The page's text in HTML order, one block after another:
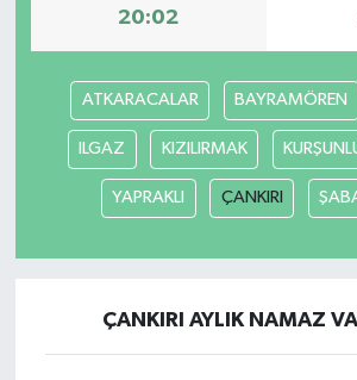
20:02
ATKARACALAR BAYRAMÖREN
ILGAZ KIZILIRMAK
YAPRAKLI ÇANKIRI
ÇANKIRI AYLIK NAMAZ